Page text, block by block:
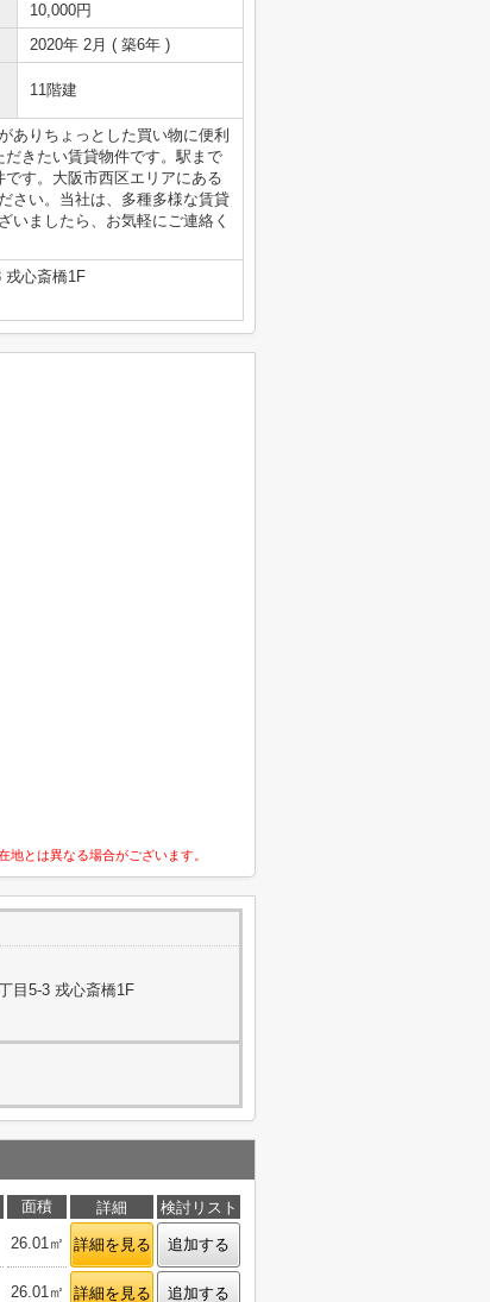
10,000円
2020年 2月 ( 築6年 )
11階建
ありちょっとした買い物に便利
きたい賃貸物件です。駅まで
す。大阪市西区エリアにある
さい。当社は、多種多様な賃貸
いましたら、お気軽にご連絡く
戎心斎橋1F
とは異なる場合がございます。
目5-3 戎心斎橋1F
面積 詳細
検討リスト
26.01㎡ 詳細を見る 追加する
26.01㎡ 詳細を見る 追加する